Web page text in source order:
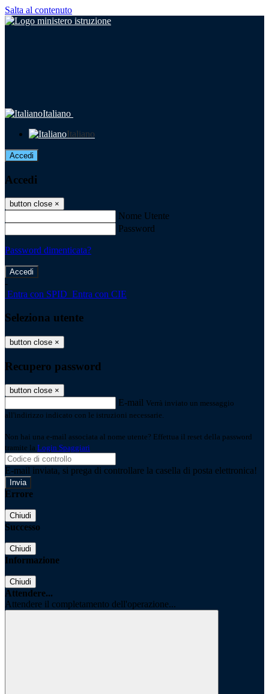
Salta al contenuto
Italiano
Italiano
Accedi
Accedi
button close ×
Nome Utente
Password
Password dimenticata?
-
Entra con SPID Entra con CIE
Seleziona utente
button close ×
Recupero password
button close ×
E-mail Verrà inviato un messaggio
all'indirizzo indicato con le istruzioni necessarie.
Non hai una e-mail associata al nome utente? Effettua il reset della password
tramite la Login Spaggiari
E-mail inviata, si prega di controllare la casella di posta elettronica!
Errore
Chiudi
Successo
Chiudi
Informazione
Chiudi
Attendere...
Attendere il completamento dell'operazione...